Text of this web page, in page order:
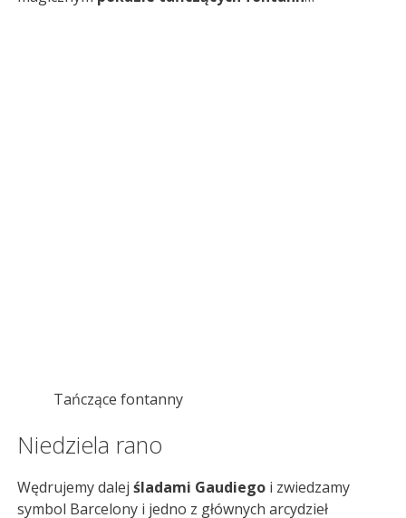
Tańczące fontanny
Niedziela rano
Wędrujemy dalej śladami Gaudiego i zwiedzamy
symbol Barcelony i jedno z głównych arcydzieł